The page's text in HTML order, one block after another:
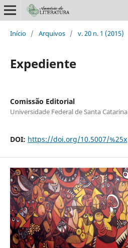
Início / Arquivos / v. 20 n. 1 (2015)
Expediente
Comissão Editorial
Universidade Federal de Santa Catarina
DOI: https://doi.org/10.5007/%25x